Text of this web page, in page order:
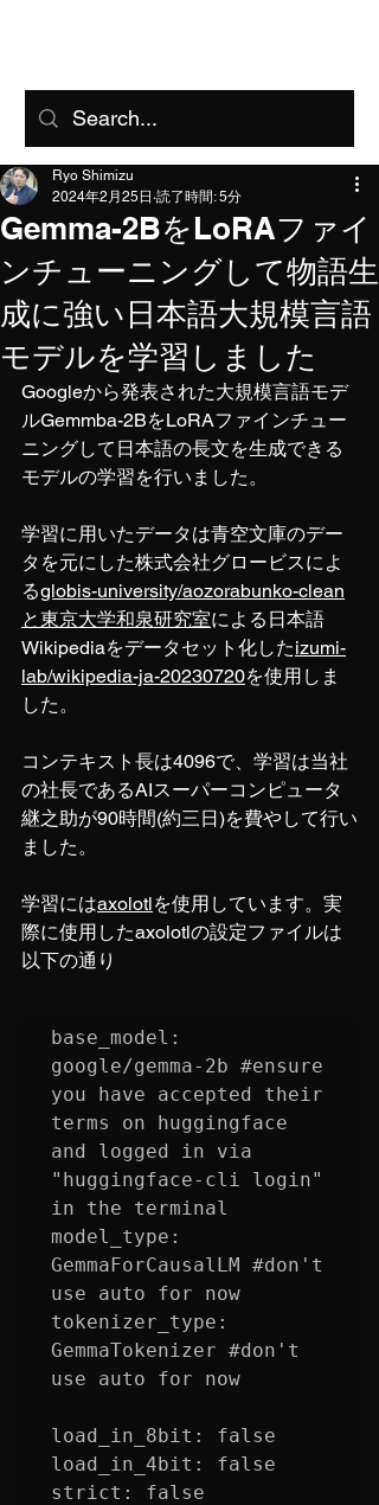
Gemma-2BをLoRAファイ
ンチューニングして物語生
成に強い日本語大規模言語
モデルを学習しました
Ryo Shimizu
2024年2月25日 読了時間: 5分
Googleから発表された大規模言語モデ
ルGemmba-2BをLoRAファインチュー
ニングして日本語の長文を生成できる
モデルの学習を行いました。
学習に用いたデータは青空文庫のデー
タを元にした株式会社グロービスによ
るglobis-university/aozorabunko-clean
と東京大学和泉研究室による日本語
Wikipediaをデータセット化したizumi-
lab/wikipedia-ja-20230720を使用しま
した。
コンテキスト長は4096で、学習は当社
の社長であるAIスーパーコンピュータ
継之助が90時間(約三日)を費やして行い
ました。
学習にはaxolotlを使用しています。実
際に使用したaxolotlの設定ファイルは
以下の通り
base_model:
google/gemma-2b #ensure
you have accepted their
terms on huggingface
and logged in via
"huggingface-cli login"
in the terminal
model_type:
GemmaForCausalLM #don 't
use auto for now
tokenizer_type:
GemmaTokenizer #don 't
use auto for now
load_in_8bit: false
load_in_4bit: false
strict: false